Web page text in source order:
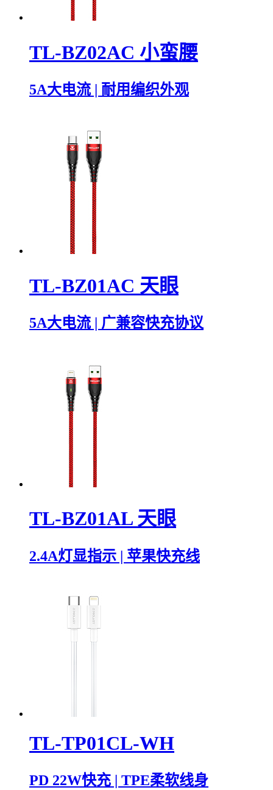
TL-BZ02AC 小蛮腰
5A大电流 | 耐用编织外观
TL-BZ01AC 天眼
5A大电流 | 广兼容快充协议
TL-BZ01AL 天眼
2.4A灯显指示 | 苹果快充线
TL-TP01CL-WH
PD 22W快充 | TPE柔软线身